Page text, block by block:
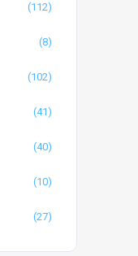
(112)
(8)
(102)
(41)
(40)
(10)
(27)